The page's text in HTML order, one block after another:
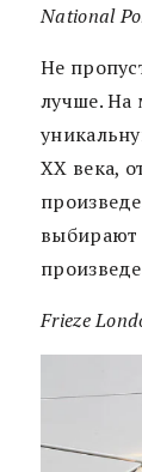
National
Не
лучше. На
XX века,
выбирают
Frieze